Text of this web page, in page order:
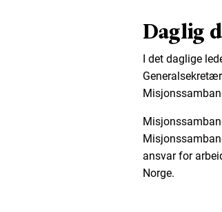
Daglig
I det daglige
ansvar for
Norge.